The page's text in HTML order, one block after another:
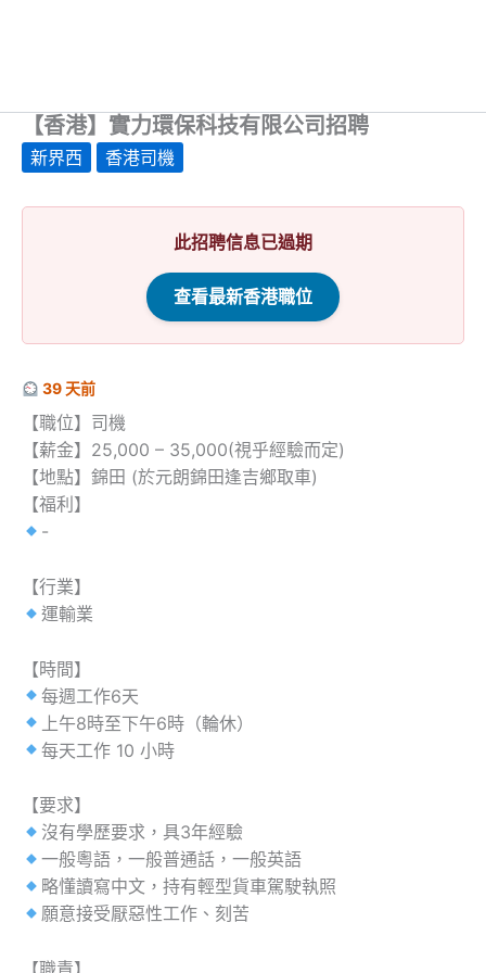
【香港】實力環保科技有限公司招聘
新界西 香港司機
此招聘信息已過期
查看最新香港職位
39 天前
【職位】司機
【薪金】25,000 – 35,000(視乎經驗而定)
【地點】錦田 (於元朗錦田逢吉鄉取車)
【福利】
-
【行業】
運輸業
【時間】
每週工作6天
上午8時至下午6時（輪休）
每天工作 10 小時
【要求】
沒有學歷要求，具3年經驗
一般粵語，一般普通話，一般英語
略懂讀寫中文，持有輕型貨車駕駛執照
願意接受厭惡性工作、刻苦
【職責】